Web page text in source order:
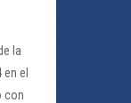
la
el
con